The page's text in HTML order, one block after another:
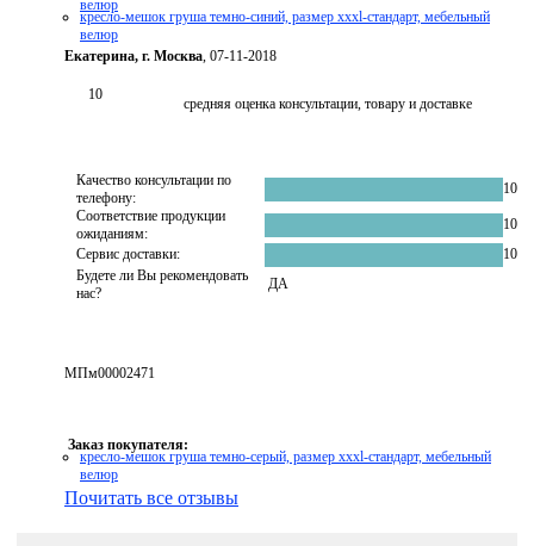
велюр
кресло-мешок груша темно-синий, размер xххl-стандарт, мебельный
велюр
Екатерина, г. Москва, 07-11-2018
10
средняя оценка консультации, товару и доставке
Качество консультации по
телефону:
10
Соответствие продукции
ожиданиям:
10
Сервис доставки:
10
Будете ли Вы рекомендовать
нас?
ДА
МПм00002471
Заказ покупателя:
кресло-мешок груша темно-серый, размер xххl-стандарт, мебельный
велюр
Почитать все отзывы